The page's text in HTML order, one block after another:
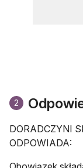
2
DORADCZYNI
ODPOWIADA: